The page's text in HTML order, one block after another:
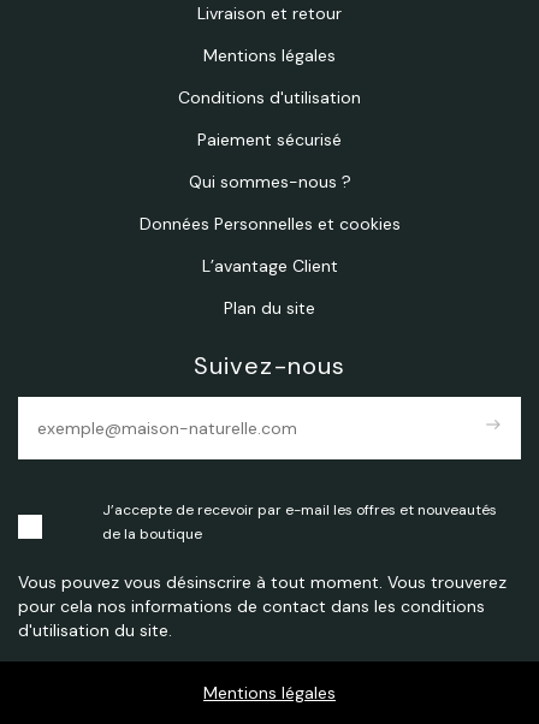
Livraison et retour
Mentions légales
Conditions d'utilisation
Paiement sécurisé
Qui sommes-nous ?
Données Personnelles et cookies
L’avantage Client
Plan du site
Suivez-nous
east
J’accepte de recevoir par e-mail les offres et nouveautés
de la boutique
Vous pouvez vous désinscrire à tout moment. Vous trouverez
pour cela nos informations de contact dans les conditions
d'utilisation du site.
Mentions légales